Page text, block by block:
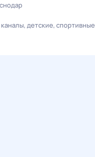
детские спортивные